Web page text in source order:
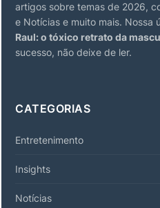
artigos sobre temas de 2026,
e Notícias e muito mais. Nossa
Raul: o tóxico retrato da
sucesso, não deixe de ler.
CATEGORIAS
Entretenimento
Insights
Notícias